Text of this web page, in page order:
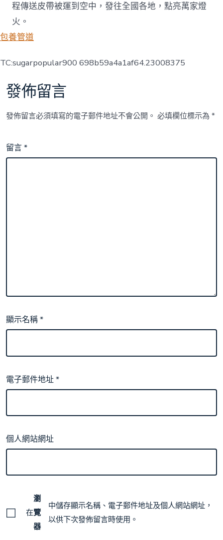
程傳送皮帶被運到空中，發往全國各地，點亮萬家燈
火。
包養管道
TC:sugarpopular900 698b59a4a1af64.23008375
發佈留言
發佈留言必須填寫的電子郵件地址不會公開。 必填欄位標示為*
留言*
顯示名稱*
電子郵件地址*
個人網站網址
在
瀏
覽
器
中儲存顯示名稱、電子郵件地址及個人網站網址，
以供下次發佈留言時使用。